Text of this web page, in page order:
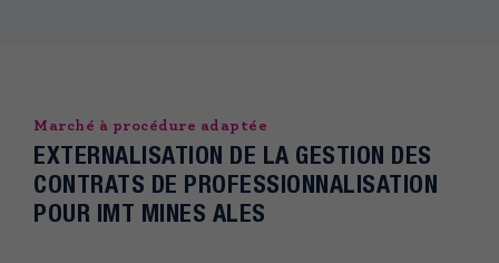
Marché à procédure adaptée
EXTERNALISATION DE LA GESTION DES
CONTRATS DE PROFESSIONNALISATION
POUR IMT MINES ALES